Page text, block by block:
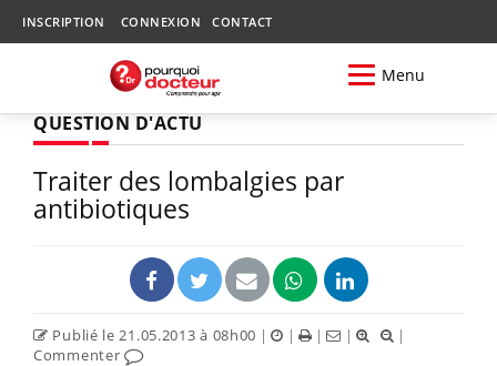
INSCRIPTION CONNEXION CONTACT
Menu
QUESTION D'ACTU
Traiter des lombalgies par
antibiotiques
Publié le 21.05.2013 à 08h00 | | | |
|
Commenter